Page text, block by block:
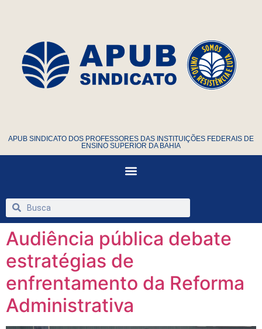
APUB SINDICATO DOS PROFESSORES DAS INSTITUIÇÕES FEDERAIS DE
ENSINO SUPERIOR DA BAHIA
Audiência pública debate
estratégias de
enfrentamento da Reforma
Administrativa